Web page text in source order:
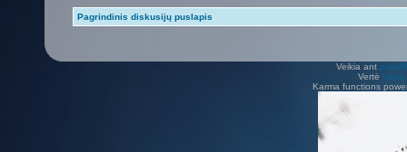
Pagrindinis diskusijų puslapis
Veikia ant
Vertė Vilius
Karma functions